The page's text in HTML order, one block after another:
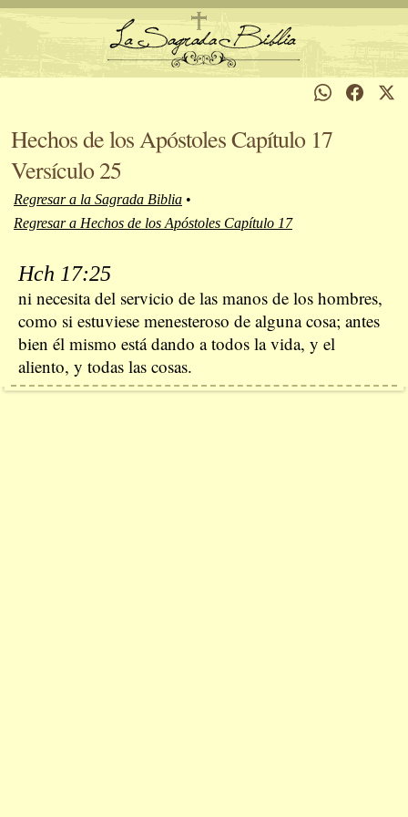
Hechos de los Apóstoles Capítulo 17
Versículo 25
Regresar a la Sagrada Biblia •
Regresar a Hechos de los Apóstoles Capítulo 17
Hch 17:25
ni necesita del servicio de las manos de los hombres,
como si estuviese menesteroso de alguna cosa; antes
bien él mismo está dando a todos la vida, y el
aliento, y todas las cosas.